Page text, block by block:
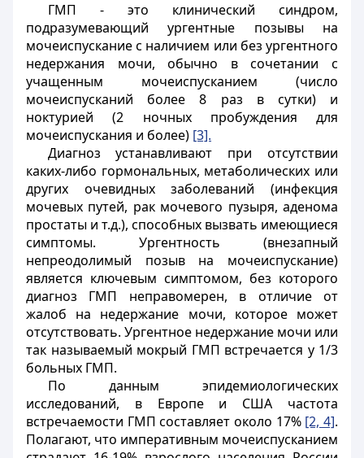
ГМП - это клинический синдром,
подразумевающий ургентные позывы на
мочеиспускание с наличием или без ургентного
недержания мочи, обычно в сочетании с
учащенным мочеиспусканием (число
мочеиспусканий более 8 раз в сутки) и
ноктурией (2 ночных пробуждения для
мочеиспускания и более) [3].
Диагноз устанавливают при отсутствии
каких-либо гормональных, метаболических или
других очевидных заболеваний (инфекция
мочевых путей, рак мочевого пузыря, аденома
простаты и т.д.), способных вызвать имеющиеся
симптомы. Ургентность (внезапный
непреодолимый позыв на мочеиспускание)
является ключевым симптомом, без которого
диагноз ГМП неправомерен, в отличие от
жалоб на недержание мочи, которое может
отсутствовать. Ургентное недержание мочи или
так называемый мокрый ГМП встречается у 1/3
больных ГМП.
По данным эпидемиологических
исследований, в Европе и США частота
встречаемости ГМП составляет около 17% [2, 4].
Полагают, что императивным мочеиспусканием